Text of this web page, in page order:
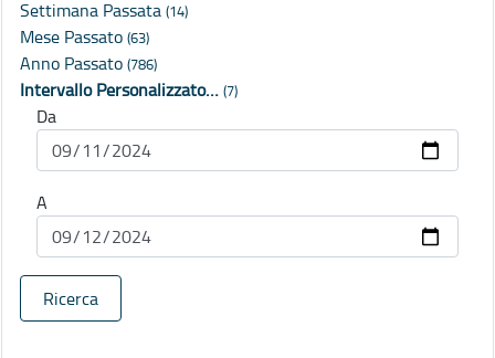
Settimana Passata (14)
Mese Passato (63)
Anno Passato (786)
Intervallo Personalizzato… (7)
Da
A
Ricerca